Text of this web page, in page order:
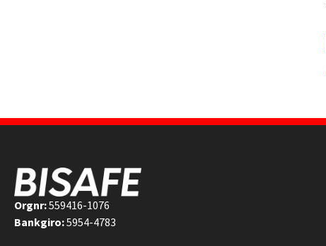
Orgnr:559416-1076
Bankgiro:5954-4783